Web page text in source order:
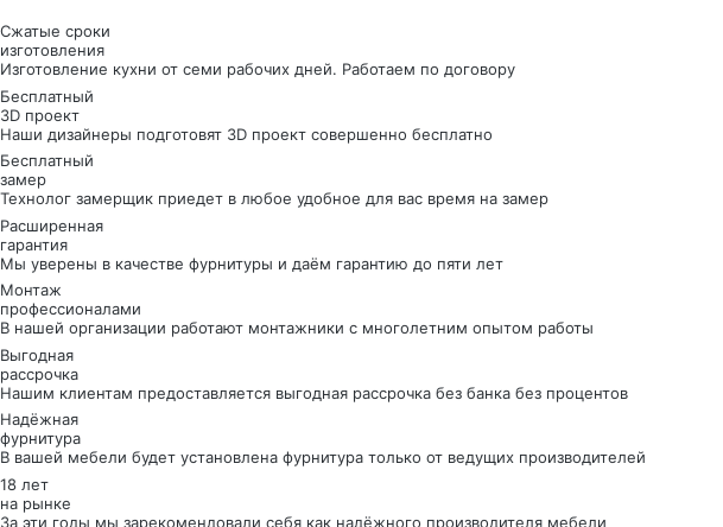
Сжатые сроки
изготовления
Изготовление кухни от семи рабочих дней. Работаем по договору
Бесплатный
3D проект
Наши дизайнеры подготовят 3D проект совершенно бесплатно
Бесплатный
замер
Технолог замерщик приедет в любое удобное для вас время на замер
Расширенная
гарантия
Мы уверены в качестве фурнитуры и даём гарантию до пяти лет
Монтаж
профессионалами
В нашей организации работают монтажники с многолетним опытом работы
Выгодная
рассрочка
Нашим клиентам предоставляется выгодная рассрочка без банка без процентов
Надёжная
фурнитура
В вашей мебели будет установлена фурнитура только от ведущих производителей
18 лет
на рынке
За эти годы мы зарекомендовали себя как надёжного производителя мебели